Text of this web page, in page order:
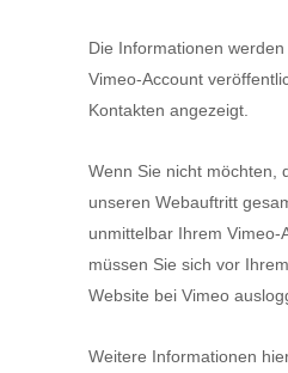
Die Informationen
Vimeo-Account
Kontakten angezeigt.
Wenn Sie nicht möchten,
unseren Webauftritt
unmittelbar Ihrem Vimeo-
müssen Sie sich vor
Website bei Vimeo
Weitere Informationen